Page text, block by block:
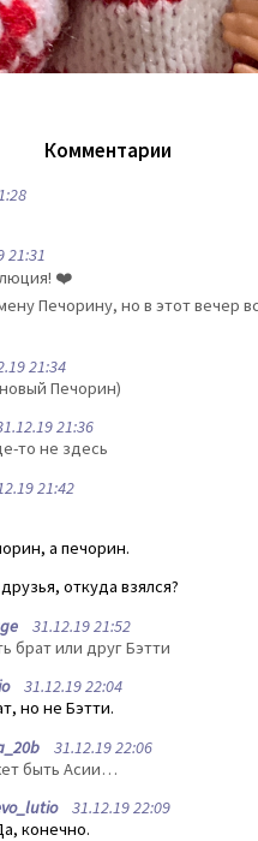
Комментарии
❤️
Печорину, но в этот вечер
21:34
Печорин)
21:36
то не здесь
21:42
а печорин.
откуда взялся?
31.12.19 21:52
брат или друг Бэтти
31.12.19 22:04
но не Бэтти.
31.12.19 22:06
быть Асии…
31.12.19 22:09
конечно.